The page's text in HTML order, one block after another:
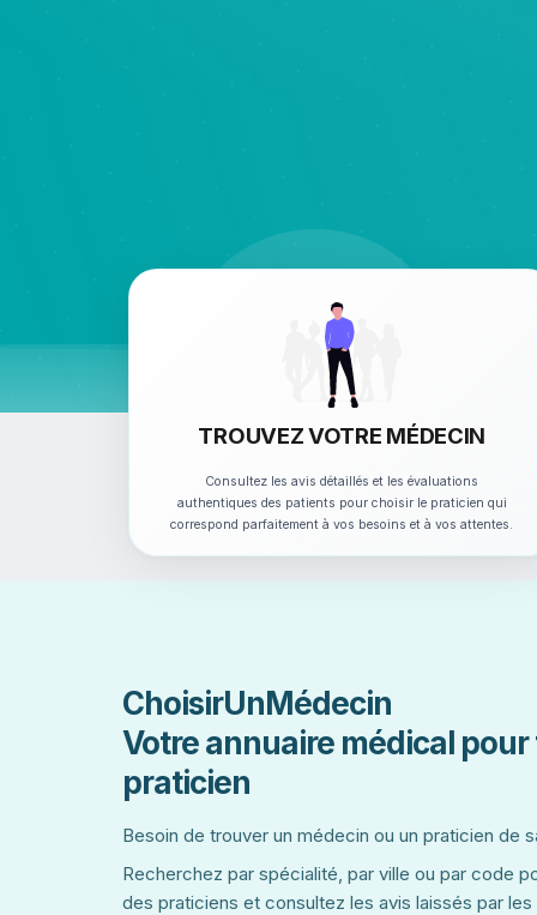
TROUVEZ VOTRE MÉDECIN
Consultez les avis détaillés et les évaluations
authentiques des patients pour choisir le praticien qui
correspond parfaitement à vos besoins et à vos attentes.
ChoisirUnMédecin
Votre annuaire médical
praticien
Besoin de trouver un médecin ou un praticien de
Recherchez par spécialité, par ville ou par code
des praticiens et consultez les avis laissés par